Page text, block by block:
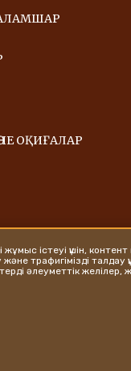
ОҚИҒАЛАР
істеуі үшін,
және трафигімізді
әлеуметтік